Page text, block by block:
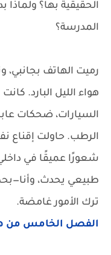
الحقيقية بها؟ ولماذا
المدرسة؟
رميت الهاتف بجانبي،
هواء الليل البارد.
السيارات، ضحكات
الرطب. حاولت إقناع
شعورًا عميقًا في
طبيعي يحدث،
ترك الأمور غامضة.
الفصل الخامس من